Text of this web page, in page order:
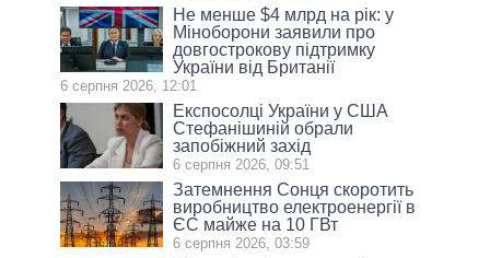
Не менше $4 млрд на рік: у
Міноборони заявили про
довгострокову підтримку
України від Британії
6 серпня 2026, 12:01
Експосолці України у США
Стефанішиній обрали
запобіжний захід
6 серпня 2026, 09:51
Затемнення Сонця скоротить
виробництво електроенергії в
ЄС майже на 10 ГВт
6 серпня 2026, 03:59